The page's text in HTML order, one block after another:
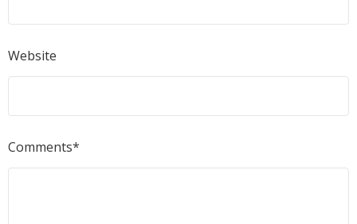
Comments*
Website